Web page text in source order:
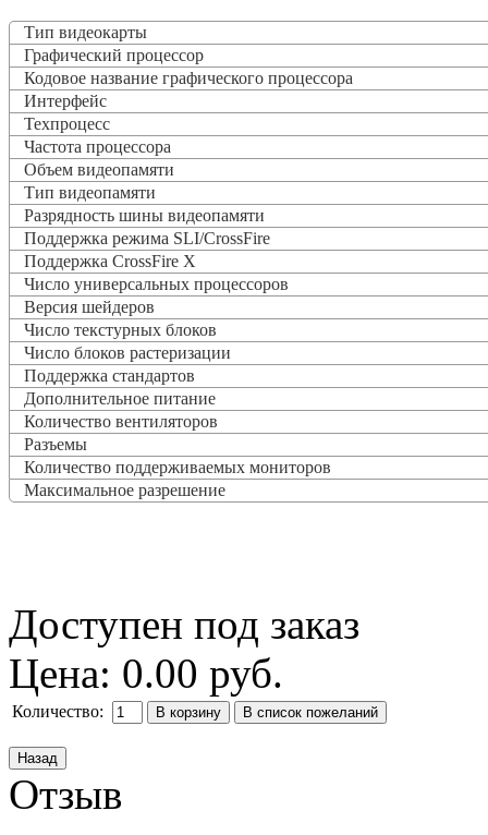
Тип видеокарты
Графический процессор
Кодовое название графического процессора
Интерфейс
Техпроцесс
Частота процессора
Объем видеопамяти
Тип видеопамяти
Разрядность шины видеопамяти
Поддержка режима SLI/CrossFire
Поддержка CrossFire X
Число универсальных процессоров
Версия шейдеров
Число текстурных блоков
Число блоков растеризации
Поддержка стандартов
Дополнительное питание
Количество вентиляторов
Разъемы
Количество поддерживаемых мониторов
Максимальное разрешение
Доступен под заказ
Цена: 0.00 руб.
Количество:
Отзыв